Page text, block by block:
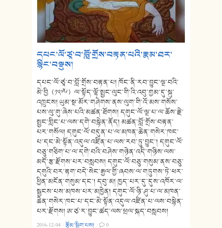
དཔང་ལོ་ཙཱ་བ་བློ་གྲོས་བརྟན་པའི་རྣམ་ཐར་
སྙིང་བསྡུས།
དཔང་ལོ་ཙཱ་བ་བློ་གྲོས་བརྟན་པ། ཁོང་ནི་རབ་བྱུང་ལྔ་བའི་
མེ་བྱི（༡༢༧༦）ལ་སྟོད་ལྷོ་སྤྱང་ལུང་གི་འི་འབུ་གྱམ་དུ་སྐུ་
འཁྲུངས། ཡུམ་སྔ་མོར་གཤེགས་ནས་ལུག་གི་འོ་མས་གསོས་
པས་ལུ་གུ་ཞེས་པའི་མཚན་ཐོགས། དགུང་ལོ་ལྔ་པ་ལ་ཆོས་རྗེ་
སྤྱང་གླིང་པ་ལས་དགེ་བསྙེན་ནོད། མཚན་བློ་གྲོས་བརྟན་
པར་གསོལ། དགུང་ལོ་བདུན་པ་ལ་མཁན་ཆེན་གསེར་ཁང་
པ་དང་མེ་སྟོན་འདུལ་འཛིན་པ་ལས་རབ་ཏུ་བྱུང་། དགུང་ལོ་
བཅུ་གཅིག་པ་ལ་དགེ་བའི་བཤེས་གཉེན་འདི་གཉིས་ལས་
མདོ་རྩ་རྫོགས་པར་བསླབས། དགུང་ལོ་བཅུ་གསུམ་ནས་བཅུ་
དགུའི་བར་རྟག་བདེ་སེང་རྒྱལ་གྱི་ཞབས་ལ་གཏུགས་ཏེ་ཕར་
ཕྱིན་མངོན་གསུམ་དང་། དབུ་མ། ཁྱད་པར་དུ་དུས་འཁོར་ལ་
སྦྱངས་པས་མཁས་པར་མཁྱེན། དགུང་ལོ་ཉི་ཤུ་པ་ལ་མཁན་
ཆེན་གསེར་ཁང་པ་དང་མེ་སྟོན་འདུལ་འཛིན་པ་ལས་བསྙེན་
པར་རྫོགས། ཨ་ཙ་ར་བྱུང་ཚད་ལས་ཕྲལ་སྐད་བསླབས།
2016-12-04 ·རྩོམ་སྒྲིག་པས། · 0